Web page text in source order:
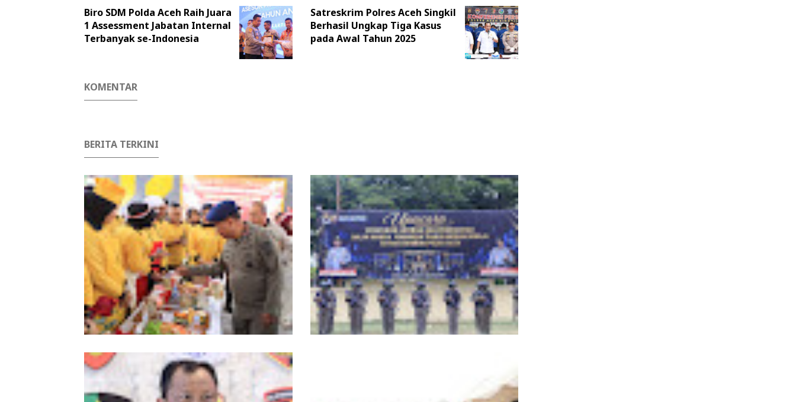
Biro SDM Polda Aceh Raih Juara
1 Assessment Jabatan Internal
Terbanyak se-Indonesia
Satreskrim Polres Aceh Singkil
Berhasil Ungkap Tiga Kasus
pada Awal Tahun 2025
KOMENTAR
BERITA TERKINI
Meriahkan HUT Ke-81 Kemerdekaan RI,
Kapolda Aceh Tutup Pembinaan Tradisi